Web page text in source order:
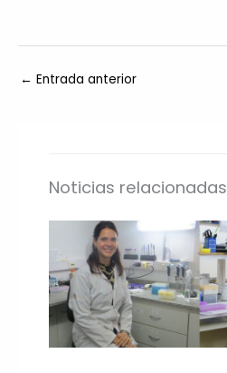
← Entrada anterior
Noticias relacionadas